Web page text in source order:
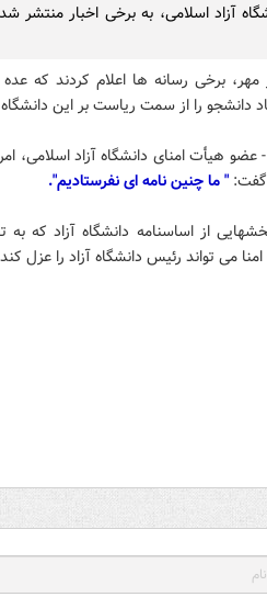
آزاد اسلامی، به برخی اخبار
برخی رسانه ها اعلام کردند که عده
را از سمت ریاست بر این دانشگاه
هیأت امنای دانشگاه آزاد اسلامی،
گفت: " ما چنین نامه ای نفرستادیم".
از اساسنامه دانشگاه آزاد که به
می تواند رئیس دانشگاه آزاد را عزل